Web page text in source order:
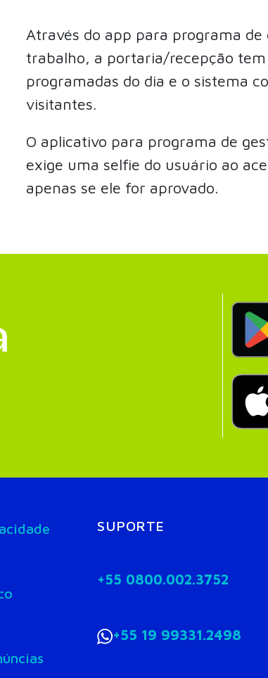
Através do app para programa de
trabalho, a portaria/recepção
programadas do dia e o sistema
visitantes.
O aplicativo para programa de
exige uma selfie do usuário ao
apenas se ele for aprovado.
SUPORTE
+55 0800.002.3752
+55 19 99331.2498